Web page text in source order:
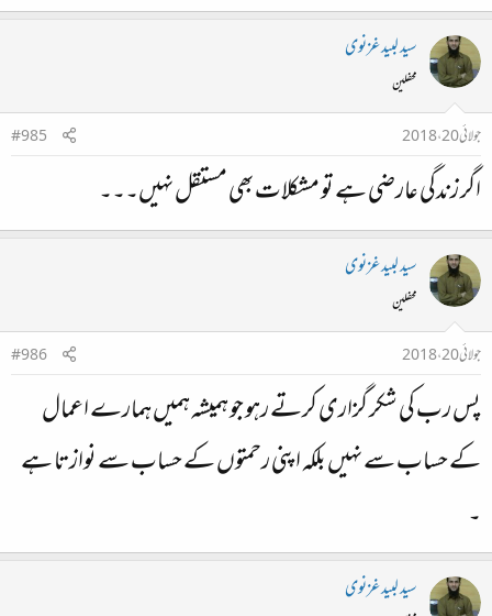
سید لبید غزنوی
محفلین
جولائی 20، 2018
#985
اگر زندگی عارضی ہے تو مشکلات بھی مستقل نہیں۔۔۔
سید لبید غزنوی
محفلین
جولائی 20، 2018
#986
پس رب کی شکر گزاری کرتے رہو جو ہمیشہ ہمیں ہمارے اعمال
کے حساب سے نہیں بلکہ اپنی رحمتوں کے حساب سے نوازتا ہے
۔
سید لبید غزنوی